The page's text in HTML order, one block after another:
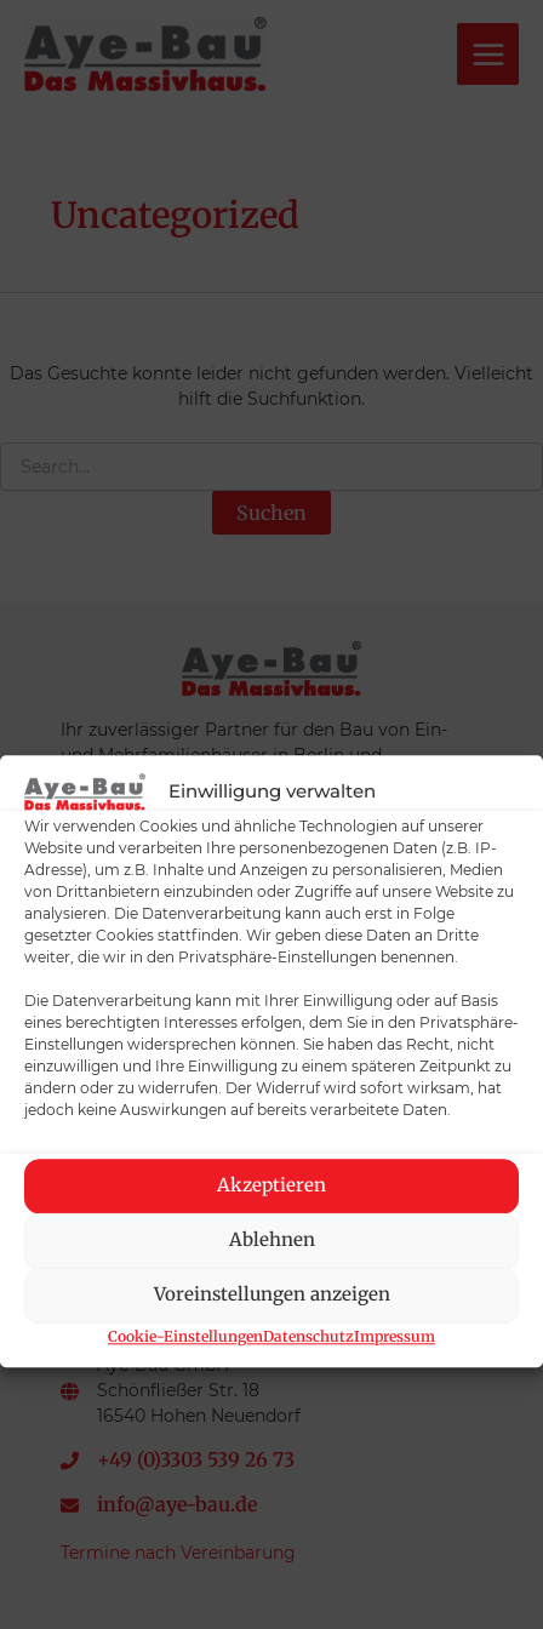
Einwilligung verwalten
Wir verwenden Cookies und ähnliche Technologien auf unserer
Website und verarbeiten Ihre personenbezogenen Daten (z.B. IP-
Adresse), um z.B. Inhalte und Anzeigen zu personalisieren, Medien
von Drittanbietern einzubinden oder Zugriffe auf unsere Website zu
analysieren. Die Datenverarbeitung kann auch erst in Folge
gesetzter Cookies stattfinden. Wir geben diese Daten an Dritte
weiter, die wir in den Privatsphäre-Einstellungen benennen.
Die Datenverarbeitung kann mit Ihrer Einwilligung oder auf Basis
eines berechtigten Interesses erfolgen, dem Sie in den Privatsphäre-
Einstellungen widersprechen können. Sie haben das Recht, nicht
einzuwilligen und Ihre Einwilligung zu einem späteren Zeitpunkt zu
ändern oder zu widerrufen. Der Widerruf wird sofort wirksam, hat
jedoch keine Auswirkungen auf bereits verarbeitete Daten.
Akzeptieren
Ablehnen
Voreinstellungen anzeigen
Cookie-EinstellungenDatenschutzImpressum
Inhalt
springen
Uncategorized
Das Gesuchte konnte leider nicht gefunden werden. Vielleicht
hilft die Suchfunktion.
nach:
Ihr zuverlässiger Partner für den Bau von Ein-
und Mehrfamilienhäuser in Berlin und
Brandenburg.
Hauptsitz Kleinmachnow
Aye-Bau GmbH
14532 Kleinmachnow
+49 (0)332 03 86 23 23
+49 (0)332 03 86 23 24
Mo-Do 09:00-16:00 Uhr
Fr 09:00-13:00 Uhr
Aye-Bau GmbH
Schönfließer Str. 18
16540 Hohen Neuendorf
+49 (0)3303 539 26 73
info@aye-bau.de
Termine nach Vereinbarung